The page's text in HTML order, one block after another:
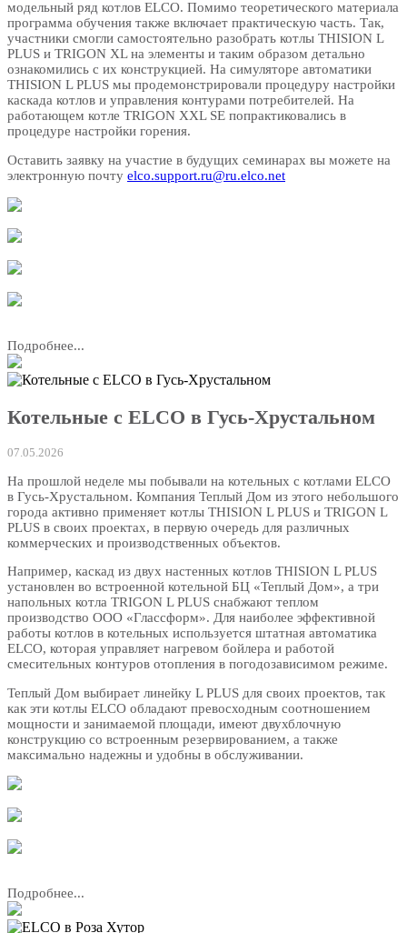
модельный ряд котлов ELCO. Помимо теоретического материала
программа обучения также включает практическую часть. Так,
участники смогли самостоятельно разобрать котлы THISION L
PLUS и TRIGON XL на элементы и таким образом детально
ознакомились с их конструкцией. На симуляторе автоматики
THISION L PLUS мы продемонстрировали процедуру настройки
каскада котлов и управления контурами потребителей. На
работающем котле TRIGON XXL SE попрактиковались в
процедуре настройки горения.
Оставить заявку на участие в будущих семинарах вы можете на
электронную почту elco.support.ru@ru.elco.net
Подробнее...
Котельные с ELCO в Гусь-Хрустальном
07.05.2026
На прошлой неделе мы побывали на котельных с котлами ELCO
в Гусь-Хрустальном. Компания Теплый Дом из этого небольшого
города активно применяет котлы THISION L PLUS и TRIGON L
PLUS в своих проектах, в первую очередь для различных
коммерческих и производственных объектов.
Например, каскад из двух настенных котлов THISION L PLUS
установлен во встроенной котельной БЦ «Теплый Дом», а три
напольных котла TRIGON L PLUS снабжают теплом
производство ООО «Глассформ». Для наиболее эффективной
работы котлов в котельных используется штатная автоматика
ELCO, которая управляет нагревом бойлера и работой
смесительных контуров отопления в погодозависимом режиме.
Теплый Дом выбирает линейку L PLUS для своих проектов, так
как эти котлы ELCO обладают превосходным соотношением
мощности и занимаемой площади, имеют двухблочную
конструкцию со встроенным резервированием, а также
максимально надежны и удобны в обслуживании.
Подробнее...